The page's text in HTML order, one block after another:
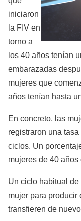
iniciaron
la FIV en
torno a
los 40 años tenían
embarazadas
mujeres que
años tenían hasta
En concreto, las
registraron una
ciclos. Un
mujeres de 40 años
Un ciclo habitual
mujer para producir
transfieren de